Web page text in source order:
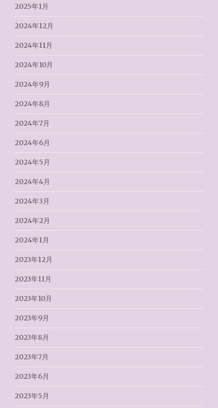
2025年1月
2024年12月
2024年11月
2024年10月
2024年9月
2024年8月
2024年7月
2024年6月
2024年5月
2024年4月
2024年3月
2024年2月
2024年1月
2023年12月
2023年11月
2023年10月
2023年9月
2023年8月
2023年7月
2023年6月
2023年5月